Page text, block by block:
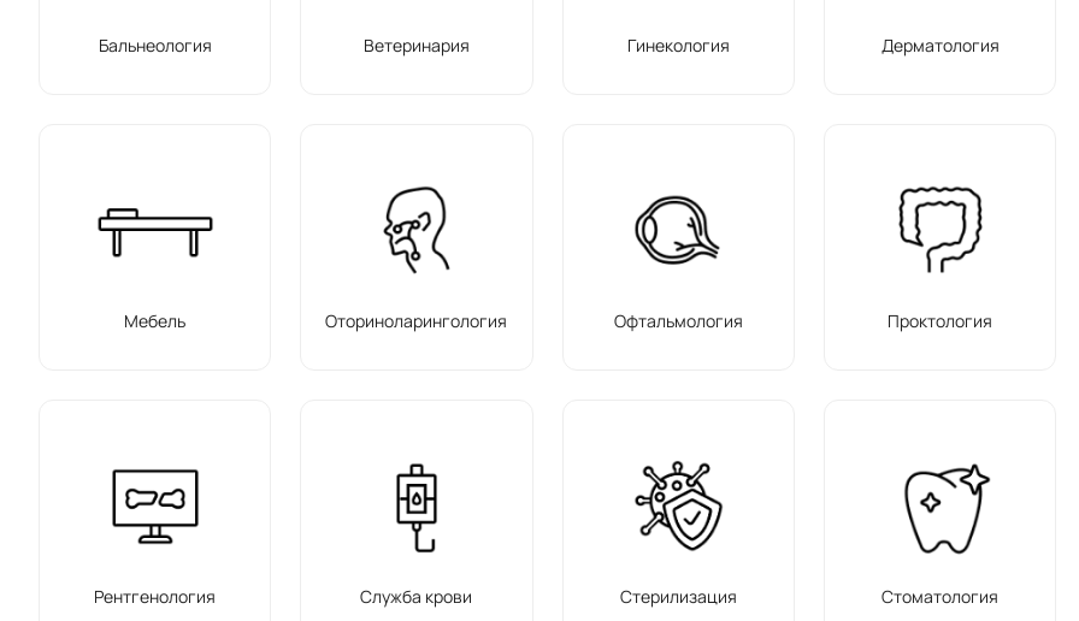
Бальнеология Ветеринария Гинекология Дерматология
Мебель Оториноларингология Офтальмология Проктология
Рентгенология Служба крови Стерилизация Стоматология